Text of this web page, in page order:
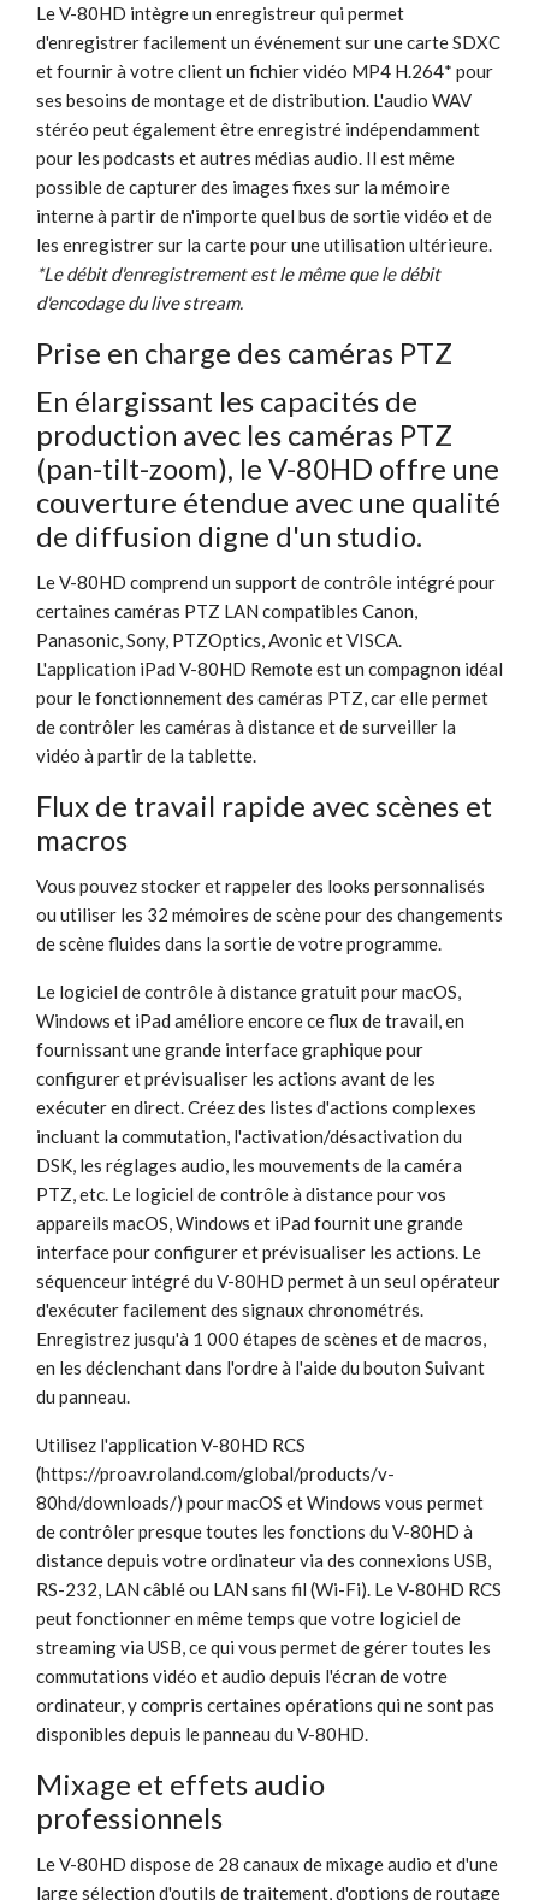
Le V-80HD intègre un enregistreur qui permet
d'enregistrer facilement un événement sur une carte SDXC
et fournir à votre client un fichier vidéo MP4 H.264* pour
ses besoins de montage et de distribution. L'audio WAV
stéréo peut également être enregistré indépendamment
pour les podcasts et autres médias audio. Il est même
possible de capturer des images fixes sur la mémoire
interne à partir de n'importe quel bus de sortie vidéo et de
les enregistrer sur la carte pour une utilisation ultérieure.
*Le débit d'enregistrement est le même que le débit
d'encodage du live stream.
Prise en charge des caméras PTZ
En élargissant les capacités de
production avec les caméras PTZ
(pan-tilt-zoom), le V-80HD offre une
couverture étendue avec une qualité
de diffusion digne d'un studio.
Le V-80HD comprend un support de contrôle intégré pour
certaines caméras PTZ LAN compatibles Canon,
Panasonic, Sony, PTZOptics, Avonic et VISCA.
L'application iPad V-80HD Remote est un compagnon idéal
pour le fonctionnement des caméras PTZ, car elle permet
de contrôler les caméras à distance et de surveiller la
vidéo à partir de la tablette.
Flux de travail rapide avec scènes et
macros
Vous pouvez stocker et rappeler des looks personnalisés
ou utiliser les 32 mémoires de scène pour des changements
de scène fluides dans la sortie de votre programme.
Le logiciel de contrôle à distance gratuit pour macOS,
Windows et iPad améliore encore ce flux de travail, en
fournissant une grande interface graphique pour
configurer et prévisualiser les actions avant de les
exécuter en direct. Créez des listes d'actions complexes
incluant la commutation, l'activation/désactivation du
DSK, les réglages audio, les mouvements de la caméra
PTZ, etc. Le logiciel de contrôle à distance pour vos
appareils macOS, Windows et iPad fournit une grande
interface pour configurer et prévisualiser les actions. Le
séquenceur intégré du V-80HD permet à un seul opérateur
d'exécuter facilement des signaux chronométrés.
Enregistrez jusqu'à 1 000 étapes de scènes et de macros,
en les déclenchant dans l'ordre à l'aide du bouton Suivant
du panneau.
Utilisez l'application V-80HD RCS
(https://proav.roland.com/global/products/v-
80hd/downloads/) pour macOS et Windows vous permet
de contrôler presque toutes les fonctions du V-80HD à
distance depuis votre ordinateur via des connexions USB,
RS-232, LAN câblé ou LAN sans fil (Wi-Fi). Le V-80HD RCS
peut fonctionner en même temps que votre logiciel de
streaming via USB, ce qui vous permet de gérer toutes les
commutations vidéo et audio depuis l'écran de votre
ordinateur, y compris certaines opérations qui ne sont pas
disponibles depuis le panneau du V-80HD.
Mixage et effets audio
professionnels
Le V-80HD dispose de 28 canaux de mixage audio et d'une
large sélection d'outils de traitement, d'options de routage